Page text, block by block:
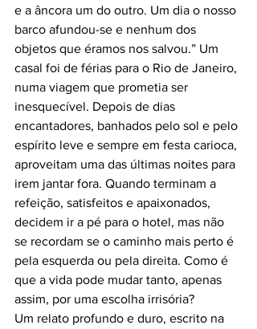
e a âncora um do outro. Um dia o nosso
barco afundou-se e nenhum dos
objetos que éramos nos salvou.” Um
casal foi de férias para o Rio de Janeiro,
numa viagem que prometia ser
inesquecível. Depois de dias
encantadores, banhados pelo sol e pelo
espírito leve e sempre em festa carioca,
aproveitam uma das últimas noites para
irem jantar fora. Quando terminam a
refeição, satisfeitos e apaixonados,
decidem ir a pé para o hotel, mas não
se recordam se o caminho mais perto é
pela esquerda ou pela direita. Como é
que a vida pode mudar tanto, apenas
assim, por uma escolha irrisória?
Um relato profundo e duro, escrito na